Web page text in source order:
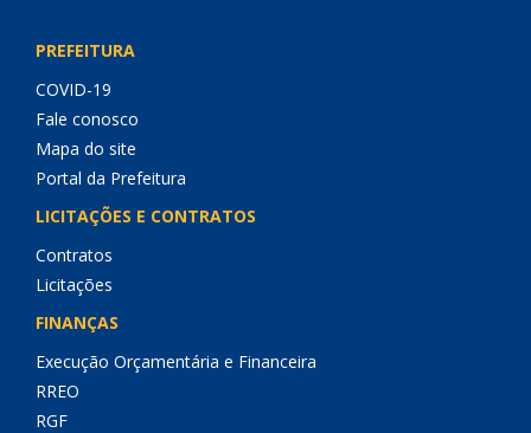
PREFEITURA
COVID-19
Fale conosco
Mapa do site
Portal da Prefeitura
LICITAÇÕES E CONTRATOS
Contratos
Licitações
FINANÇAS
Execução Orçamentária e Financeira
RREO
RGF